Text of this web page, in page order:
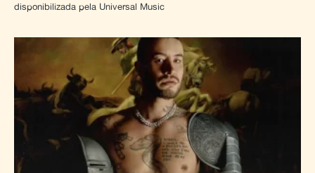
disponibilizada pela Universal Music